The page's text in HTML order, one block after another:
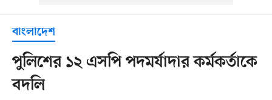
বাংলাদেশ
পুলিশের ১২ এসপি পদমর্যাদার কর্মকর্তাকে
বদলি